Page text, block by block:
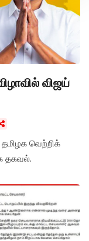
விஜய்
வெற்றிக்
தகவல்.